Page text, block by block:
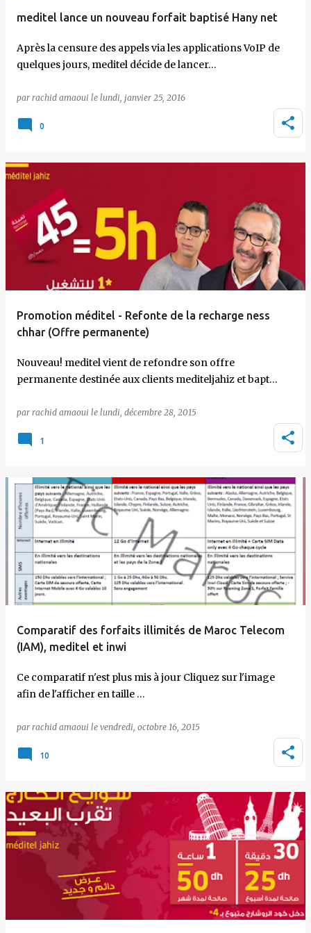
meditel lance un nouveau forfait baptisé Hany net
Après la censure des appels via les applications VoIP de
quelques jours, meditel décide de lancer…
par rachid amaoui le lundi, janvier 25, 2016
0
Promotion méditel - Refonte de la recharge ness
chhar (Offre permanente)
Nouveau! meditel vient de refondre son offre
permanente destinée aux clients mediteljahiz et bapt…
par rachid amaoui le lundi, décembre 28, 2015
1
Comparatif des forfaits illimités de Maroc Telecom
(IAM), meditel et inwi
Ce comparatif n'est plus mis à jour Cliquez sur l'image
afin de l'afficher en taille …
par rachid amaoui le vendredi, octobre 16, 2015
10